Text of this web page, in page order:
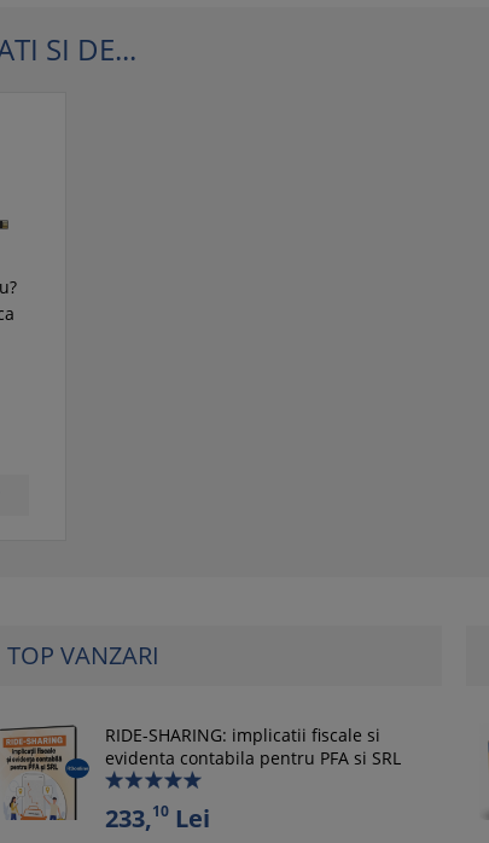
SI DE...
TOP VANZARI
RIDE-SHARING: implicatii fiscale si
evidenta contabila pentru PFA si SRL
233,10Lei